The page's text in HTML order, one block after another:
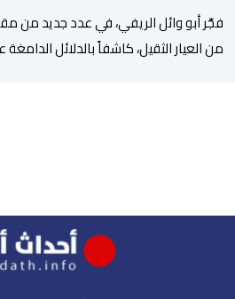
فجَّر أبو وائل الريفي، في عدد جديد من
من العيار الثقيل، كاشفاً بالدلائل